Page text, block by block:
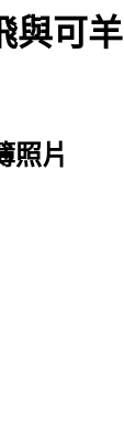
與可羊
照片